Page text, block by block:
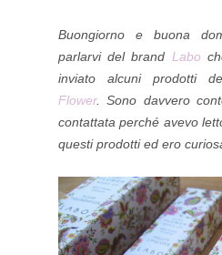
Buongiorno e buona
parlarvi del brand Labo
inviato alcuni prodotti
Flower. Sono davvero
contattata perché avevo
questi prodotti ed ero